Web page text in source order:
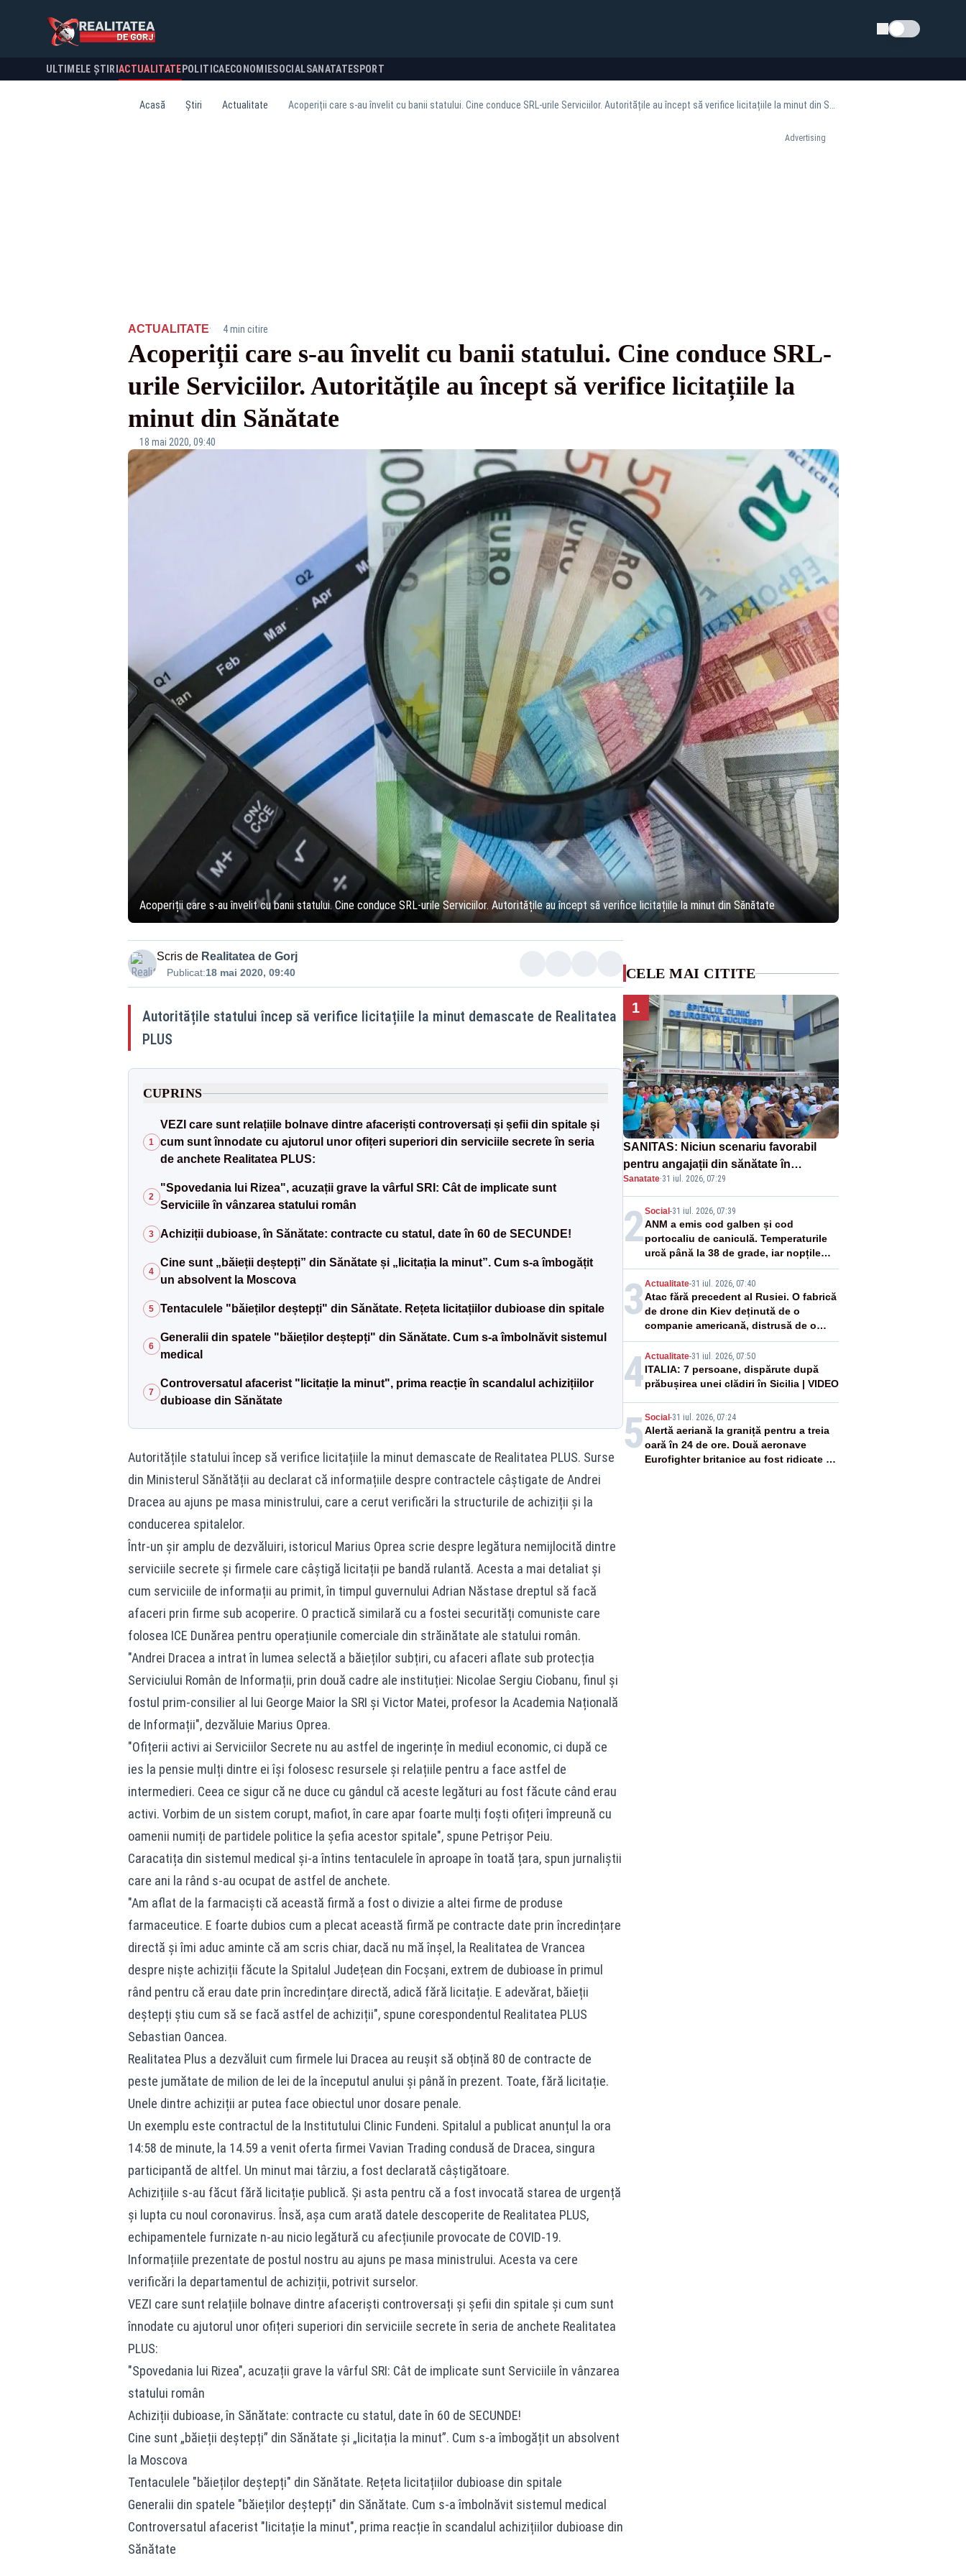
Schimba tema
ULTIMELE ȘTIRI ACTUALITATE POLITICA ECONOMIESOCIALSANATATESPORT
Acasă Știri Actualitate
Advertising
ACTUALITATE· 4 min citire
Acoperiții care s-au învelit cu banii statului. Cine conduce SRL-
urile Serviciilor. Autoritățile au încept să verifice licitațiile la
minut din Sănătate
18 mai 2020, 09:40
Acoperiții care s-au învelit cu banii statului. Cine conduce SRL-urile Serviciilor. Autoritățile au încept să verifice licitațiile la minut din Sănătate
Scris de Realitatea de Gorj
Publicat:18 mai 2020, 09:40
Autoritățile statului încep să verifice licitațiile la minut demascate de Realitatea
PLUS
CUPRINS
1
VEZI care sunt relațiile bolnave dintre afaceriști controversați și șefii din spitale și
cum sunt înnodate cu ajutorul unor ofițeri superiori din serviciile secrete în seria
de anchete Realitatea PLUS:
2
"Spovedania lui Rizea", acuzații grave la vârful SRI: Cât de implicate sunt
Serviciile în vânzarea statului român
3 Achiziții dubioase, în Sănătate: contracte cu statul, date în 60 de SECUNDE!
4
Cine sunt „băieții deștepți” din Sănătate și „licitația la minut”. Cum s-a îmbogățit
un absolvent la Moscova
5 Tentaculele "băieților deștepți" din Sănătate. Rețeta licitațiilor dubioase din spitale
6
Generalii din spatele "băieților deștepți" din Sănătate. Cum s-a îmbolnăvit sistemul
medical
7
Controversatul afacerist "licitație la minut", prima reacție în scandalul achizițiilor
dubioase din Sănătate
Autoritățile statului încep să verifice licitațiile la minut demascate de Realitatea PLUS. Surse
din Ministerul Sănătății au declarat că informațiile despre contractele câștigate de Andrei
Dracea au ajuns pe masa ministrului, care a cerut verificări la structurile de achiziții și la
conducerea spitalelor.
Într-un șir amplu de dezvăluiri, istoricul Marius Oprea scrie despre legătura nemijlocită dintre
serviciile secrete și firmele care câștigă licitații pe bandă rulantă. Acesta a mai detaliat și
cum serviciile de informații au primit, în timpul guvernului Adrian Năstase dreptul să facă
afaceri prin firme sub acoperire. O practică similară cu a fostei securități comuniste care
folosea ICE Dunărea pentru operațiunile comerciale din străinătate ale statului român.
"Andrei Dracea a intrat în lumea selectă a băieților subțiri, cu afaceri aflate sub protecția
Serviciului Român de Informații, prin două cadre ale instituției: Nicolae Sergiu Ciobanu, finul și
fostul prim-consilier al lui George Maior la SRI și Victor Matei, profesor la Academia Națională
de Informații", dezvăluie Marius Oprea.
"Ofițerii activi ai Serviciilor Secrete nu au astfel de ingerințe în mediul economic, ci după ce
ies la pensie mulți dintre ei își folosesc resursele și relațiile pentru a face astfel de
intermedieri. Ceea ce sigur că ne duce cu gândul că aceste legături au fost făcute când erau
activi. Vorbim de un sistem corupt, mafiot, în care apar foarte mulți foști ofițeri împreună cu
oamenii numiți de partidele politice la șefia acestor spitale", spune Petrișor Peiu.
Caracatița din sistemul medical și-a întins tentaculele în aproape în toată țara, spun jurnaliștii
care ani la rând s-au ocupat de astfel de anchete.
"Am aflat de la farmaciști că această firmă a fost o divizie a altei firme de produse
farmaceutice. E foarte dubios cum a plecat această firmă pe contracte date prin încredințare
directă și îmi aduc aminte că am scris chiar, dacă nu mă înșel, la Realitatea de Vrancea
despre niște achiziții făcute la Spitalul Județean din Focșani, extrem de dubioase în primul
rând pentru că erau date prin încredințare directă, adică fără licitație. E adevărat, băieții
deștepți știu cum să se facă astfel de achiziții", spune corespondentul Realitatea PLUS
Sebastian Oancea.
Realitatea Plus a dezvăluit cum firmele lui Dracea au reușit să obțină 80 de contracte de
peste jumătate de milion de lei de la începutul anului și până în prezent. Toate, fără licitație.
Unele dintre achiziții ar putea face obiectul unor dosare penale.
Un exemplu este contractul de la Institutului Clinic Fundeni. Spitalul a publicat anunțul la ora
14:58 de minute, la 14.59 a venit oferta firmei Vavian Trading condusă de Dracea, singura
participantă de altfel. Un minut mai târziu, a fost declarată câștigătoare.
Achizițiile s-au făcut fără licitație publică. Și asta pentru că a fost invocată starea de urgență
și lupta cu noul coronavirus. Însă, așa cum arată datele descoperite de Realitatea PLUS,
echipamentele furnizate n-au nicio legătură cu afecțiunile provocate de COVID-19.
Informațiile prezentate de postul nostru au ajuns pe masa ministrului. Acesta va cere
verificări la departamentul de achiziții, potrivit surselor.
VEZI care sunt relațiile bolnave dintre afaceriști controversați și șefii din spitale și cum sunt
înnodate cu ajutorul unor ofițeri superiori din serviciile secrete în seria de anchete Realitatea
PLUS:
"Spovedania lui Rizea", acuzații grave la vârful SRI: Cât de implicate sunt Serviciile în vânzarea
statului român
Achiziții dubioase, în Sănătate: contracte cu statul, date în 60 de SECUNDE!
Cine sunt „băieții deștepți” din Sănătate și „licitația la minut”. Cum s-a îmbogățit un absolvent
la Moscova
Tentaculele "băieților deștepți" din Sănătate. Rețeta licitațiilor dubioase din spitale
Generalii din spatele "băieților deștepți" din Sănătate. Cum s-a îmbolnăvit sistemul medical
Controversatul afacerist "licitație la minut", prima reacție în scandalul achizițiilor dubioase din
Sănătate
CELE MAI CITITE
1
SANITAS: Niciun scenariu favorabil
pentru angajații din sănătate în
proiectul Legii salarizării
Sanatate·31 iul. 2026, 07:29
2Social -31 iul. 2026, 07:39
ANM a emis cod galben și cod
portocaliu de caniculă. Temperaturile
urcă până la 38 de grade, iar nopțile
devin tropicale
3 Actualitate-31 iul. 2026, 07:40
Atac fără precedent al Rusiei. O fabrică
de drone din Kiev deținută de o
companie americană, distrusă de o
rachetă rusească
4Actualitate-31 iul. 2026, 07:50
ITALIA: 7 persoane, dispărute după
prăbușirea unei clădiri în Sicilia | VIDEO
5 Social -31 iul. 2026, 07:24
Alertă aeriană la graniță pentru a treia
oară în 24 de ore. Două aeronave
Eurofighter britanice au fost ridicate de